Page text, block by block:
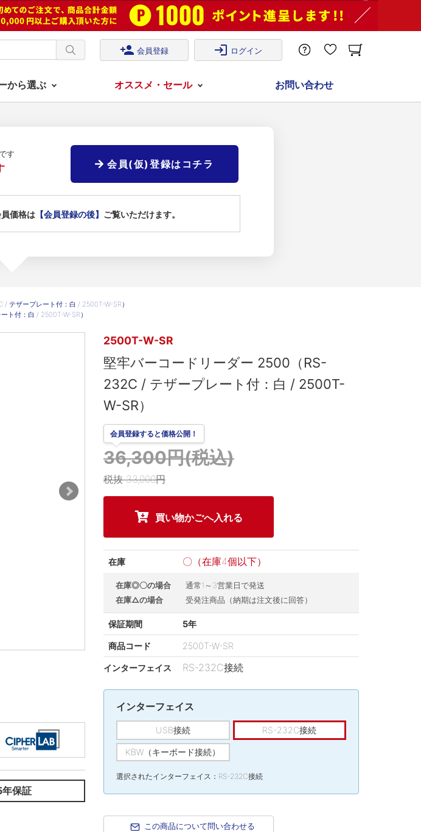
person_add 会員登録 login ログイン
から選ぶ オススメ・セール お問い合わせ
す
会員(仮)登録はコチラ
価格は【会員登録の後】 ご覧いただけます。
テザープレート付：白 / 2500T-W-SR）
ト付：白 / 2500T-W-SR）
年保証
2500T-W-SR
堅牢バーコードリーダー 2500（RS-
232C / テザープレート付：白 / 2500T-
W-SR）
36,300円(税込)
会員登録すると価格公開！
税抜 33,000円
商品コード 2500T-W-SR
在庫◎〇の場合
通常1～3営業日で発送
在庫△の場合
受発注商品（納期は注文後に回答）
保証期間 5年
インターフェイス RS-232C接続
在庫 〇（在庫4個以下）
インターフェイス
USB接続 RS-232C接続
KBW（キーボード接続）
選択されたインターフェイス：RS-232C接続
買い物かごへ入れる
この商品について問い合わせる